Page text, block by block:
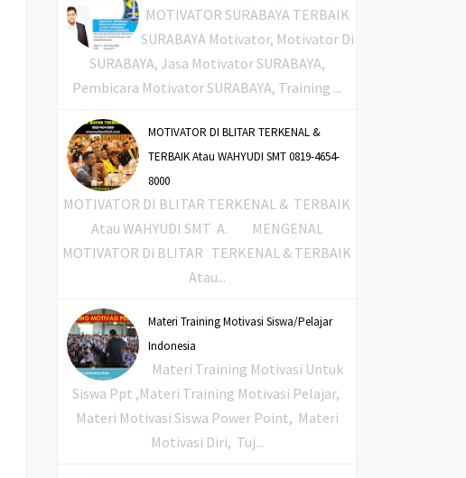
MOTIVATOR SURABAYA TERBAIK
SURABAYA Motivator, Motivator Di
SURABAYA, Jasa Motivator SURABAYA,
Pembicara Motivator SURABAYA, Training ...
MOTIVATOR DI BLITAR TERKENAL &
TERBAIK Atau WAHYUDI SMT 0819-4654-
8000
MOTIVATOR DI BLITAR TERKENAL & TERBAIK
Atau WAHYUDI SMT A. MENGENAL
MOTIVATOR Di BLITAR TERKENAL & TERBAIK
Atau...
Materi Training Motivasi Siswa/Pelajar
Indonesia
Materi Training Motivasi Untuk
Siswa Ppt ,Materi Training Motivasi Pelajar,
Materi Motivasi Siswa Power Point, Materi
Motivasi Diri, Tuj...